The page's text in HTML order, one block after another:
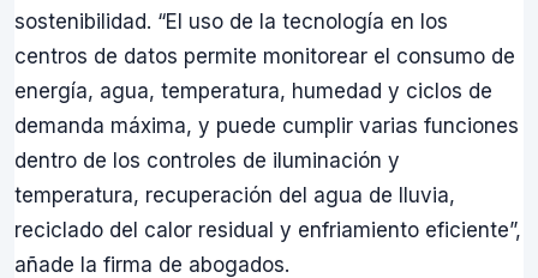
sostenibilidad. “El uso de la tecnología en los
centros de datos permite monitorear el consumo de
energía, agua, temperatura, humedad y ciclos de
demanda máxima, y puede cumplir varias funciones
dentro de los controles de iluminación y
temperatura, recuperación del agua de lluvia,
reciclado del calor residual y enfriamiento eficiente”,
añade la firma de abogados.